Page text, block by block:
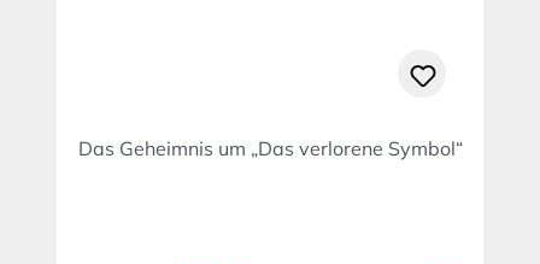
Das Geheimnis um „Das verlorene Symbol“